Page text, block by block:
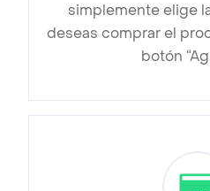
simplemente elige
deseas comprar el
botón